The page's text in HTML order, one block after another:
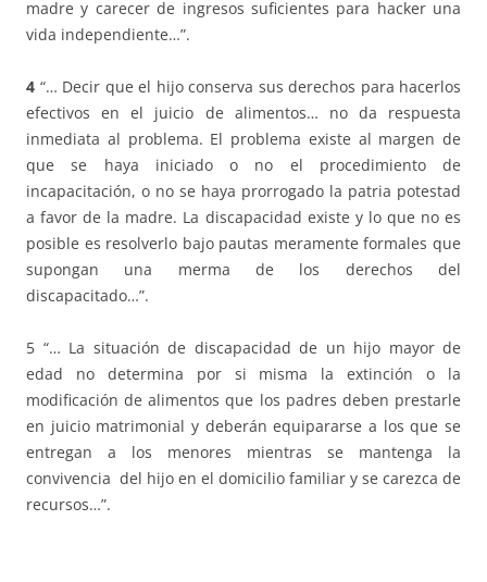
madre y carecer de ingresos suficientes para hacker una
vida independiente…”.
4 “… Decir que el hijo conserva sus derechos para hacerlos
efectivos en el juicio de alimentos… no da respuesta
inmediata al problema. El problema existe al margen de
que se haya iniciado o no el procedimiento de
incapacitación, o no se haya prorrogado la patria potestad
a favor de la madre. La discapacidad existe y lo que no es
posible es resolverlo bajo pautas meramente formales que
supongan una merma de los derechos del
discapacitado…”.
5 “… La situación de discapacidad de un hijo mayor de
edad no determina por si misma la extinción o la
modificación de alimentos que los padres deben prestarle
en juicio matrimonial y deberán equipararse a los que se
entregan a los menores mientras se mantenga la
convivencia del hijo en el domicilio familiar y se carezca de
recursos…”.